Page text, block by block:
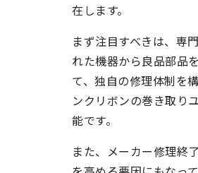
在します。
まず注目すべきは、専
れた機器から良品部品
て、独自の修理体制を
ンクリボンの巻き取り
能です。
また、メーカー修理終